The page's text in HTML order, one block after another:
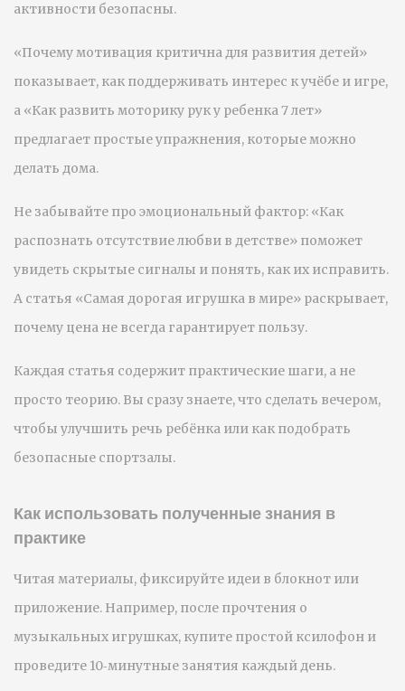
активности безопасны.
«Почему мотивация критична для развития детей»
показывает, как поддерживать интерес к учёбе и игре,
а «Как развить моторику рук у ребенка 7 лет»
предлагает простые упражнения, которые можно
делать дома.
Не забывайте про эмоциональный фактор: «Как
распознать отсутствие любви в детстве» поможет
увидеть скрытые сигналы и понять, как их исправить.
А статья «Самая дорогая игрушка в мире» раскрывает,
почему цена не всегда гарантирует пользу.
Каждая статья содержит практические шаги, а не
просто теорию. Вы сразу знаете, что сделать вечером,
чтобы улучшить речь ребёнка или как подобрать
безопасные спортзалы.
Как использовать полученные знания в
практике
Читая материалы, фиксируйте идеи в блокнот или
приложение. Например, после прочтения о
музыкальных игрушках, купите простой ксилофон и
проведите 10‑минутные занятия каждый день.